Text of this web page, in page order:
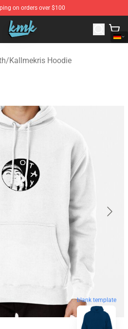
on orders over $100
KallMeKris Merchandise Shop
/Kallmekris Hoodie
blank template